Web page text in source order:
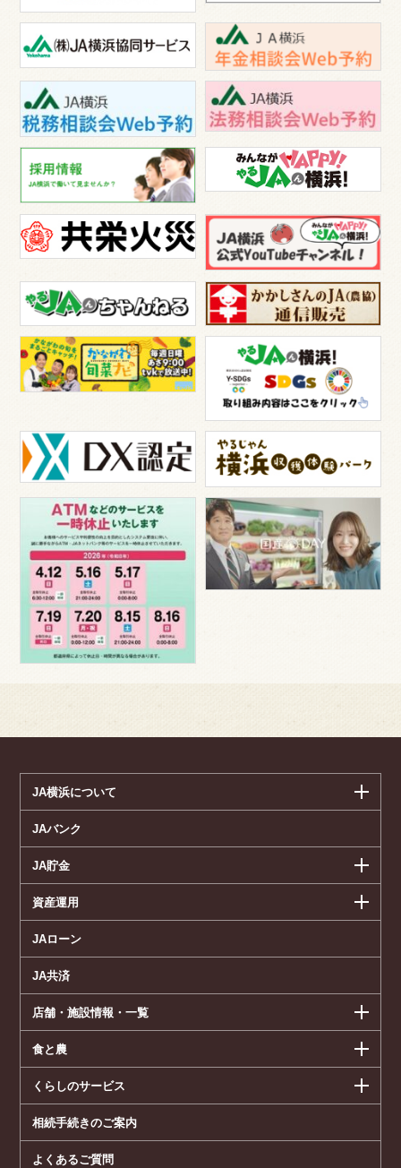
JA横浜について
JAバンク
JA貯金
資産運用
JAローン
JA共済
店舗・施設情報・一覧
食と農
くらしのサービス
相続手続きのご案内
よくあるご質問